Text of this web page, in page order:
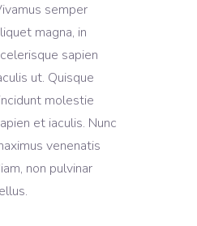
semper
magna, in
sapien
ut. Quisque
molestie
et iaculis. Nunc
venenatis
non pulvinar